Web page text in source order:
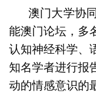
澳门大学协
能澳门论坛，多
认知神经科学、
知名学者进行报
动的情感意识的